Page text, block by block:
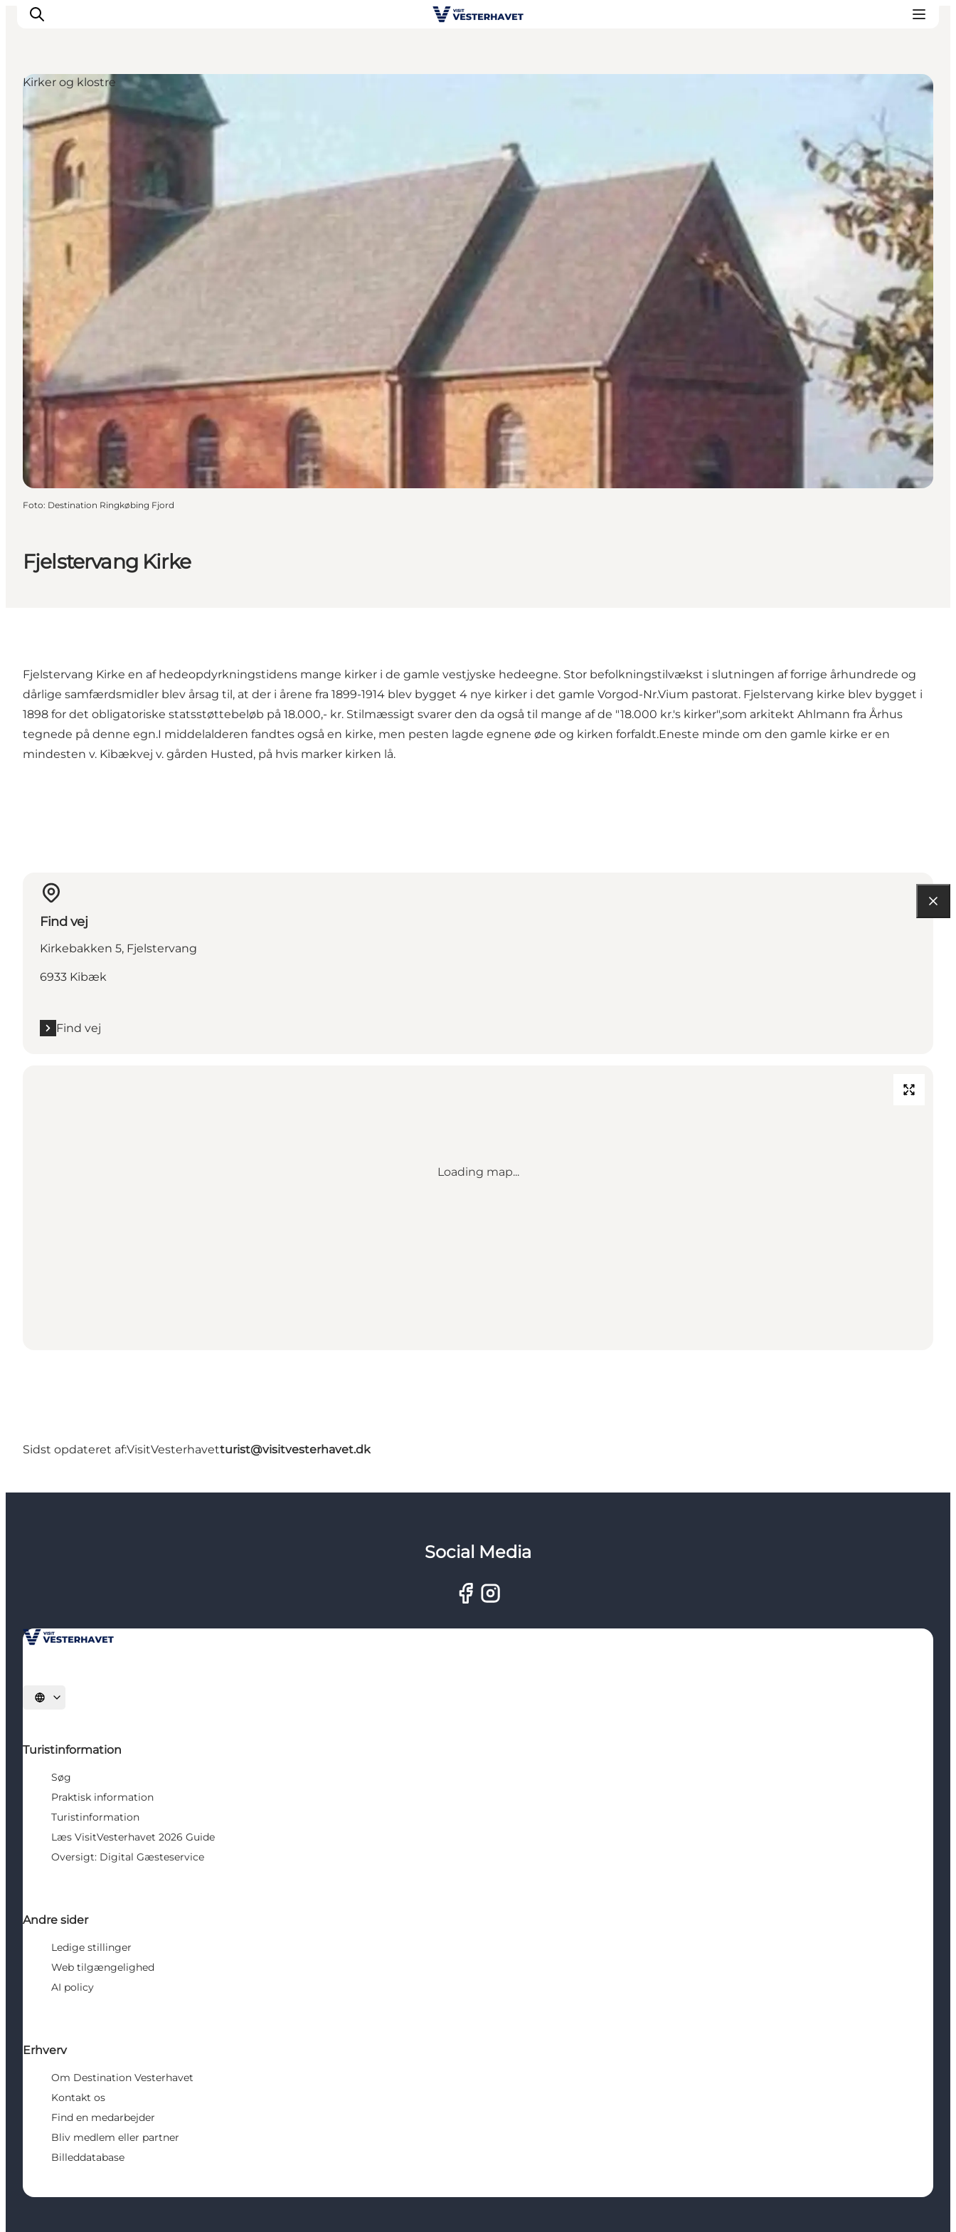
Det sker
Oplevelser
Vores Byer
Mad & Overnatning
Køb billet
Planlæg din ferie
Fjelstervang Kirke
Kirker og klostre
Foto: Destination Ringkøbing Fjord
Fjelstervang Kirke en af hedeopdyrkningstidens mange kirker i de gamle vestjyske hedeegne. Stor befolkningstilvækst i slutningen af forrige århundrede og
dårlige samfærdsmidler blev årsag til, at der i årene fra 1899-1914 blev bygget 4 nye kirker i det gamle Vorgod-Nr.Vium pastorat. Fjelstervang kirke blev bygget i
1898 for det obligatoriske statsstøttebeløb på 18.000,- kr. Stilmæssigt svarer den da også til mange af de "18.000 kr.'s kirker",som arkitekt Ahlmann fra Århus
tegnede på denne egn.I middelalderen fandtes også en kirke, men pesten lagde egnene øde og kirken forfaldt.Eneste minde om den gamle kirke er en
mindesten v. Kibækvej v. gården Husted, på hvis marker kirken lå.
Find vej
Kirkebakken 5, Fjelstervang
6933 Kibæk
Find vej
Loading map...
Sidst opdateret af:VisitVesterhavetturist@visitvesterhavet.dk
Social Media
Vælg sprog
Turistinformation
Søg
Praktisk information
Turistinformation
Læs VisitVesterhavet 2026 Guide
Oversigt: Digital Gæsteservice
Andre sider
Ledige stillinger
Web tilgængelighed
AI policy
Erhverv
Om Destination Vesterhavet
Kontakt os
Find en medarbejder
Bliv medlem eller partner
Billeddatabase